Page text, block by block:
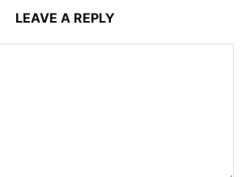
LEAVE A REPLY